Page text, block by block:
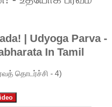
| Udyoga Parva -
In Tamil
தொடர்ச்சி - 4)